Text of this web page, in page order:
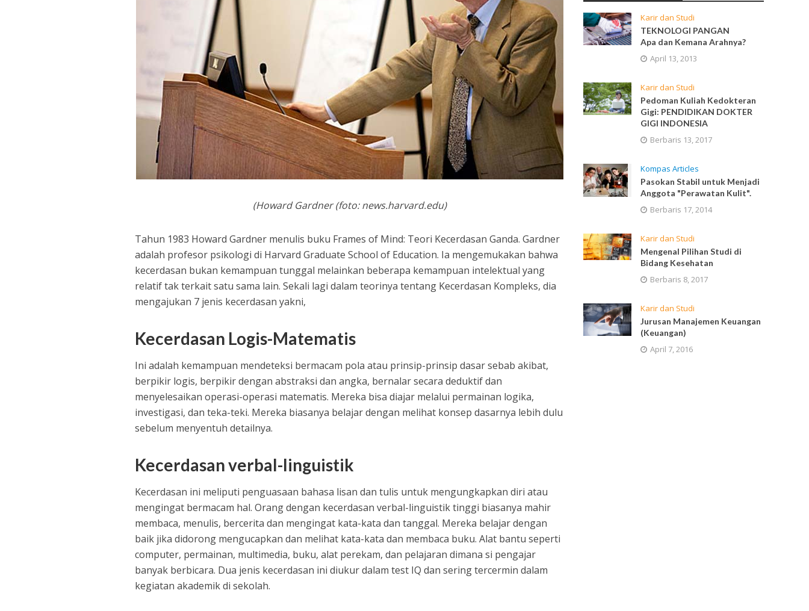
(Howard Gardner (foto: news.harvard.edu)
Tahun 1983 Howard Gardner menulis buku Frames of Mind: Teori Kecerdasan Ganda. Gardner
adalah profesor psikologi di Harvard Graduate School of Education. Ia mengemukakan bahwa
kecerdasan bukan kemampuan tunggal melainkan beberapa kemampuan intelektual yang
relatif tak terkait satu sama lain. Sekali lagi dalam teorinya tentang Kecerdasan Kompleks, dia
mengajukan 7 jenis kecerdasan yakni,
Kecerdasan Logis-Matematis
Ini adalah kemampuan mendeteksi bermacam pola atau prinsip-prinsip dasar sebab akibat,
berpikir logis, berpikir dengan abstraksi dan angka, bernalar secara deduktif dan
menyelesaikan operasi-operasi matematis. Mereka bisa diajar melalui permainan logika,
investigasi, dan teka-teki. Mereka biasanya belajar dengan melihat konsep dasarnya lebih dulu
sebelum menyentuh detailnya.
Kecerdasan verbal-linguistik
Kecerdasan ini meliputi penguasaan bahasa lisan dan tulis untuk mengungkapkan diri atau
mengingat bermacam hal. Orang dengan kecerdasan verbal-linguistik tinggi biasanya mahir
membaca, menulis, bercerita dan mengingat kata-kata dan tanggal. Mereka belajar dengan
baik jika didorong mengucapkan dan melihat kata-kata dan membaca buku. Alat bantu seperti
computer, permainan, multimedia, buku, alat perekam, dan pelajaran dimana si pengajar
banyak berbicara. Dua jenis kecerdasan ini diukur dalam test IQ dan sering tercermin dalam
kegiatan akademik di sekolah.
Karir dan Studi
TEKNOLOGI PANGAN
Apa dan Kemana Arahnya?
April 13, 2013
Karir dan Studi
Pedoman Kuliah Kedokteran
Gigi: PENDIDIKAN DOKTER
GIGI INDONESIA
Berbaris 13, 2017
Kompas Articles
Pasokan Stabil untuk Menjadi
Anggota "Perawatan Kulit".
Berbaris 17, 2014
Karir dan Studi
Mengenal Pilihan Studi di
Bidang Kesehatan
Berbaris 8, 2017
Karir dan Studi
Jurusan Manajemen Keuangan
(Keuangan)
April 7, 2016